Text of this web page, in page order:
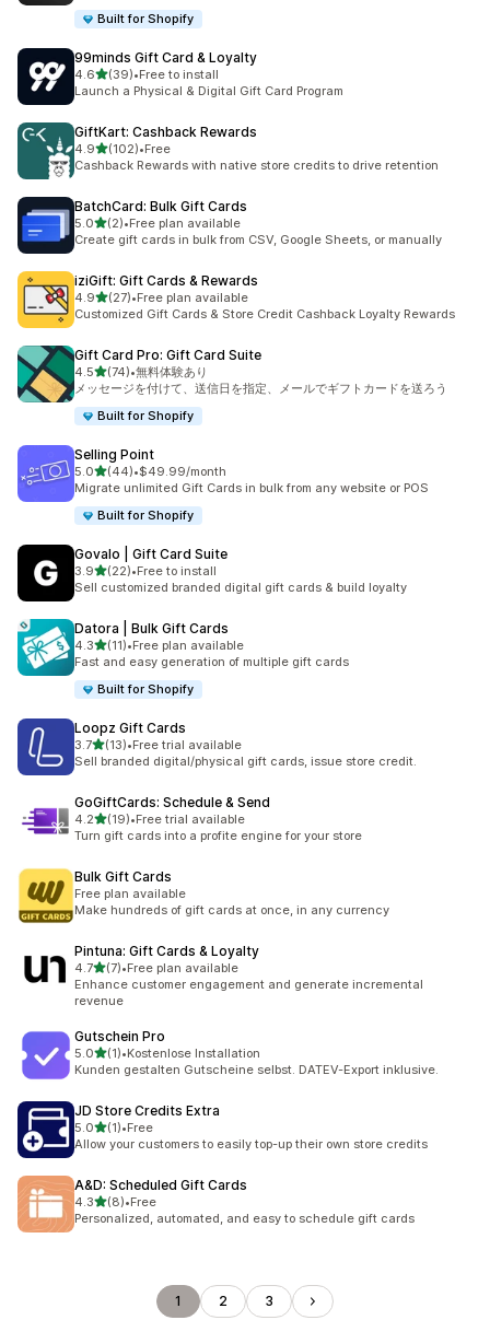
Built for Shopify
99minds Gift Card & Loyalty
4.65つ星中
(39)
合計レビュー数：39件
•Free to install
Launch a Physical & Digital Gift Card Program
GiftKart: Cashback Rewards
4.95つ星中
(102)
合計レビュー数：102件
•Free
Cashback Rewards with native store credits to drive retention
BatchCard: Bulk Gift Cards
5.05つ星中
(2)
合計レビュー数：2件
•Free plan available
Create gift cards in bulk from CSV, Google Sheets, or manually
iziGift: Gift Cards & Rewards
4.95つ星中
(27)
合計レビュー数：27件
•Free plan available
Customized Gift Cards & Store Credit Cashback Loyalty Rewards
Gift Card Pro: Gift Card Suite
4.55つ星中
(74)
合計レビュー数：74件
•無料体験あり
メッセージを付けて、送信日を指定、メールでギフトカードを送ろう
Built for Shopify
Selling Point
5.05つ星中
(44)
合計レビュー数：44件
•$49.99/month
Migrate unlimited Gift Cards in bulk from any website or POS
Built for Shopify
Govalo | Gift Card Suite
3.95つ星中
(22)
合計レビュー数：22件
•Free to install
Sell customized branded digital gift cards & build loyalty
Datora | Bulk Gift Cards
4.35つ星中
(11)
合計レビュー数：11件
•Free plan available
Fast and easy generation of multiple gift cards
Built for Shopify
Loopz Gift Cards
3.75つ星中
(13)
合計レビュー数：13件
•Free trial available
Sell branded digital/physical gift cards, issue store credit.
GoGiftCards: Schedule & Send
4.25つ星中
(19)
合計レビュー数：19件
•Free trial available
Turn gift cards into a profite engine for your store
Bulk Gift Cards
Free plan available
Make hundreds of gift cards at once, in any currency
Pintuna: Gift Cards & Loyalty
4.75つ星中
(7)
合計レビュー数：7件
•Free plan available
Enhance customer engagement and generate incremental
revenue
Gutschein Pro
5.05つ星中
(1)
合計レビュー数：1件
•Kostenlose Installation
Kunden gestalten Gutscheine selbst. DATEV-Export inklusive.
JD Store Credits Extra
5.05つ星中
(1)
合計レビュー数：1件
•Free
Allow your customers to easily top-up their own store credits
A&D: Scheduled Gift Cards
4.35つ星中
(8)
合計レビュー数：8件
•Free
Personalized, automated, and easy to schedule gift cards
1 2 3